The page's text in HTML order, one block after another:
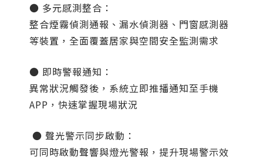
● 多元感測整合：
整合煙霧偵測通報、漏水偵測器、門窗感測器
等裝置，全面覆蓋居家與空間安全監測需求
● 即時警報通知：
異常狀況觸發後，系統立即推播通知至手機
APP，快速掌握現場狀況
● 聲光警示同步啟動：
可同時啟動聲響與燈光警報，提升現場警示效